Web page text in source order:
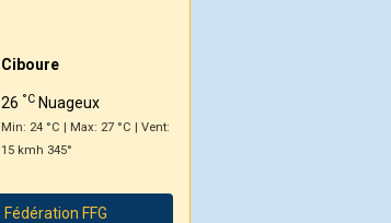
Ciboure
26 °C Nuageux
Min: 24 °C | Max: 27 °C | Vent:
15 kmh 345°
Fédération FFG